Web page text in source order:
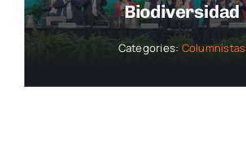
Biodiversidad
Categories: Columnistas